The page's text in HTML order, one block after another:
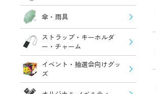
傘・雨具
ストラップ・キーホルダ
ー・チャーム
イベント・抽選会向けグッ
ズ